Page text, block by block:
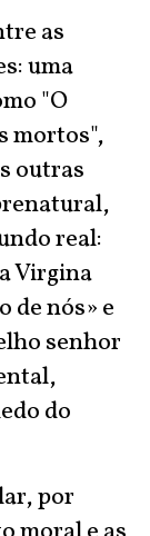
as
uma
"O
mortos",
outras
real:
Virgina
de nós» e
senhor
do
por